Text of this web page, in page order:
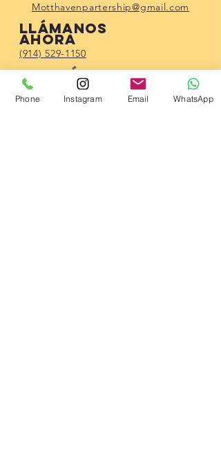
Motthavenpartership@gmail.com
Llámanos
ahora
(914) 529-1150
Conéctate con
nosotros
Phone Instagram Email WhatsApp